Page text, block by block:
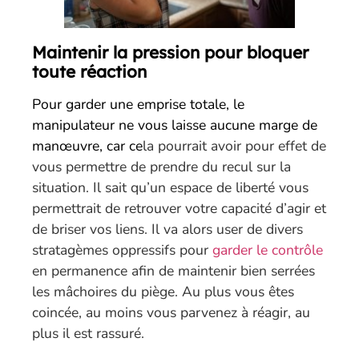
Maintenir la pression pour bloquer
toute réaction
Pour garder une emprise totale, le
manipulateur ne vous laisse aucune marge de
manœuvre, car cela pourrait avoir pour effet de
vous permettre de prendre du recul sur la
situation. Il sait qu’un espace de liberté vous
permettrait de retrouver votre capacité d’agir et
de briser vos liens. Il va alors user de divers
stratagèmes oppressifs pour garder le contrôle
en permanence afin de maintenir bien serrées
les mâchoires du piège. Au plus vous êtes
coincée, au moins vous parvenez à réagir, au
plus il est rassuré.